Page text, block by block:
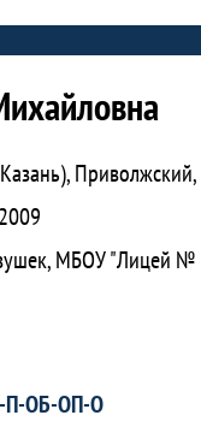
МБОУ "Лицей №
П-ОБ-ОП-О